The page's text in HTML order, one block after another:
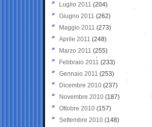
Luglio 2011 (204)
Giugno 2011 (262)
Maggio 2011 (273)
Aprile 2011 (248)
Marzo 2011 (255)
Febbraio 2011 (233)
Gennaio 2011 (253)
Dicembre 2010 (237)
Novembre 2010 (187)
Ottobre 2010 (157)
Settembre 2010 (148)